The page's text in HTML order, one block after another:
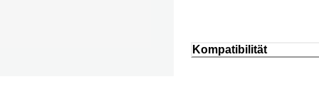
Kompatibilität